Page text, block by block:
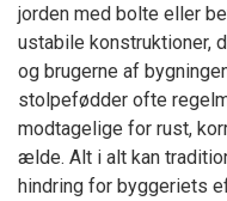
jorden med bolte eller
ustabile konstruktioner,
og brugerne af
stolpefødder ofte
modtagelige for rust,
ælde. Alt i alt kan
hindring for byggeriets